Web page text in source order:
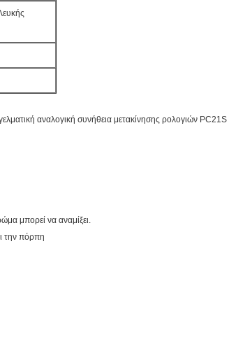
μπορεί να αναμίξει.
την πόρπη